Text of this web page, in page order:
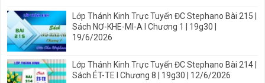
Lớp Thánh Kinh Trực Tuyến ĐC Stephano Bài 215 |
Sách NƠ-KHE-MI-A I Chương 1 | 19g30 |
19/6/2026
Lớp Thánh Kinh Trực Tuyến ĐC Stephano Bài 214 |
Sách ÉT-TE I Chương 8 | 19g30 | 12/6/2026